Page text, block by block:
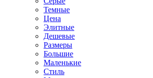
Темные
Цена
Элитные
Дешевые
Размеры
Большие
Маленькие
Стиль